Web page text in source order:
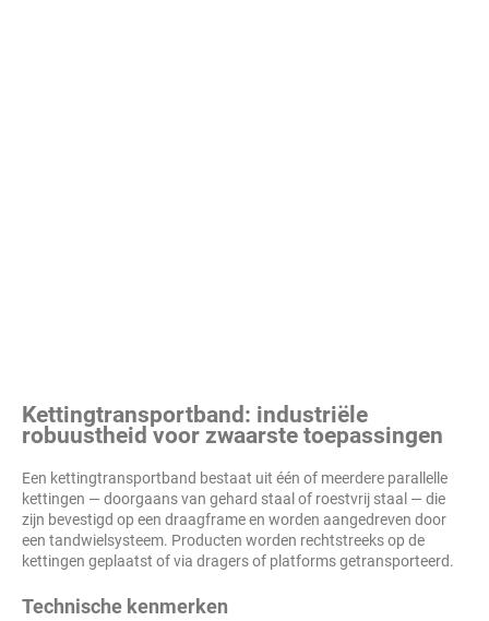
Kettingtransportband: industriële
robuustheid voor zwaarste toepassingen
Een kettingtransportband bestaat uit één of meerdere parallelle
kettingen — doorgaans van gehard staal of roestvrij staal — die
zijn bevestigd op een draagframe en worden aangedreven door
een tandwielsysteem. Producten worden rechtstreeks op de
kettingen geplaatst of via dragers of platforms getransporteerd.
Technische kenmerken